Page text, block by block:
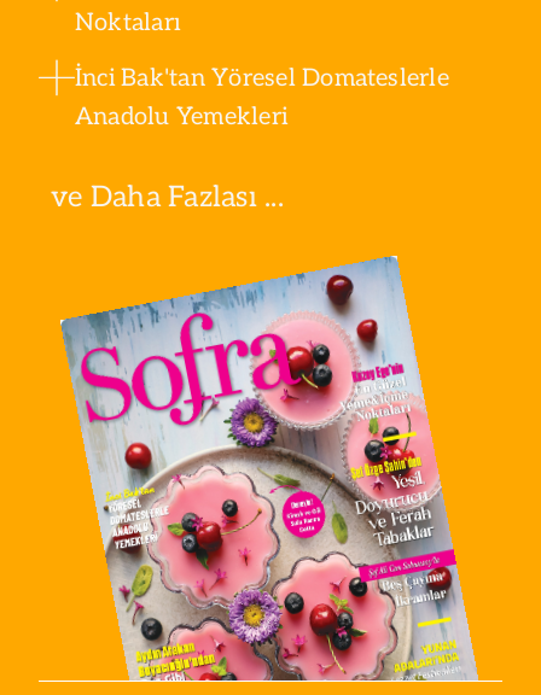
Noktaları
İnci Bak'tan Yöresel Domateslerle
Anadolu Yemekleri
ve Daha Fazlası ...